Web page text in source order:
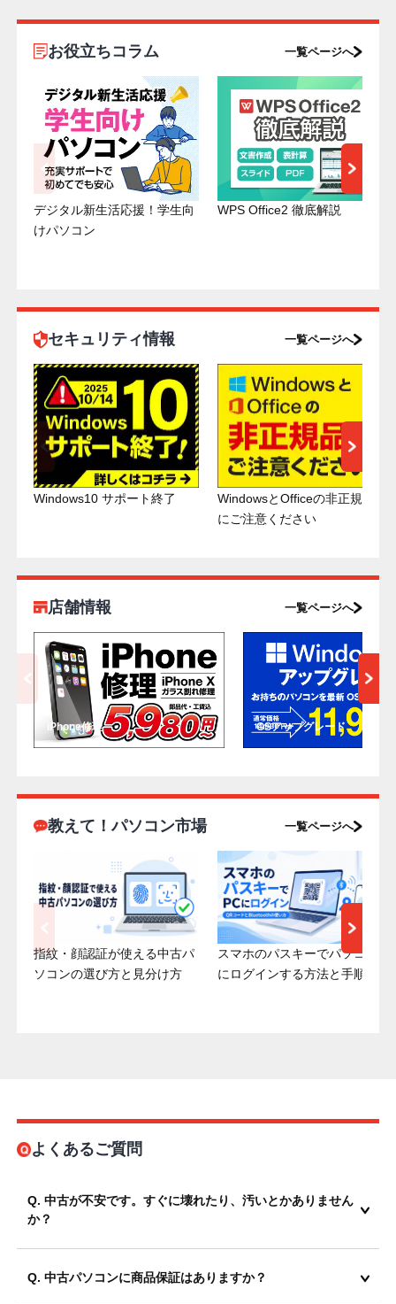
お役立ちコラム 一覧ページへ
デジタル新生活応援！学生向
けパソコン
WPS Office2 徹底解説
セキュリティ情報 一覧ページへ
Windows10 サポート終了
WindowsとOfficeの非正規品
にご注意ください
店舗情報 一覧ページへ
iPhone修理 OSアップグレード
教えて！パソコン市場 一覧ページへ
指紋・顔認証が使える中古パ
ソコンの選び方と見分け方
スマホのパスキーでパソコン
にログインする方法と手順
よくあるご質問
Q. 中古が不安です。すぐに壊れたり、汚いとかありません
か？
Q. 中古パソコンに商品保証はありますか？